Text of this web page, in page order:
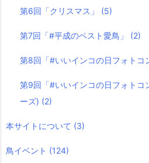
第6回「クリスマス」 (5)
第7回「#平成のベスト愛鳥」 (2)
第8回「#いいインコの日フォトコ
第9回「#いいインコの日フォトコ
ーズ) (2)
本サイトについて (3)
鳥イベント (124)